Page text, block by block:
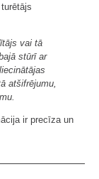
vai tā
stūrī ar
atšifrējumu,
ir precīza un